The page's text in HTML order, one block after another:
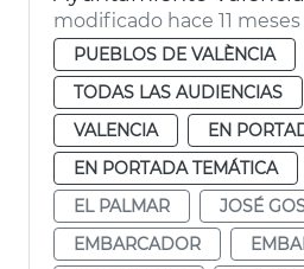
modificado hace 11 meses
PUEBLOS DE VALÈNCIA
TODAS LAS AUDIENCIAS
VALENCIA
EN
EN PORTADA TEMÁTICA
EL PALMAR
JOSÉ
EMBARCADOR